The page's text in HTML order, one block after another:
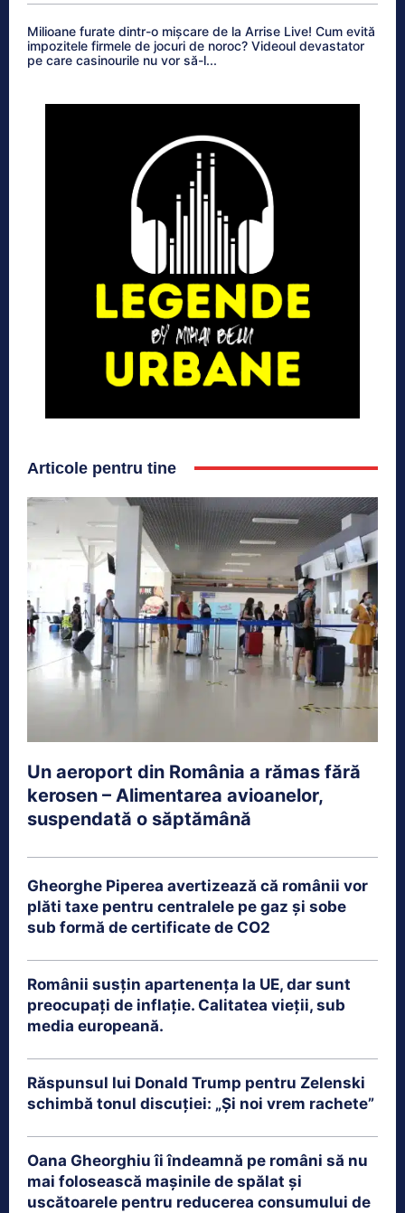
Milioane furate dintr-o mișcare de la Arrise Live! Cum evită
impozitele firmele de jocuri de noroc? Videoul devastator
pe care casinourile nu vor să-l...
Articole pentru tine
Un aeroport din România a rămas fără
kerosen – Alimentarea avioanelor,
suspendată o săptămână
Gheorghe Piperea avertizează că românii vor
plăti taxe pentru centralele pe gaz și sobe
sub formă de certificate de CO2
Românii susțin apartenența la UE, dar sunt
preocupați de inflație. Calitatea vieții, sub
media europeană.
Răspunsul lui Donald Trump pentru Zelenski
schimbă tonul discuției: „Și noi vrem rachete”
Oana Gheorghiu îi îndeamnă pe români să nu
mai folosească mașinile de spălat și
uscătoarele pentru reducerea consumului de